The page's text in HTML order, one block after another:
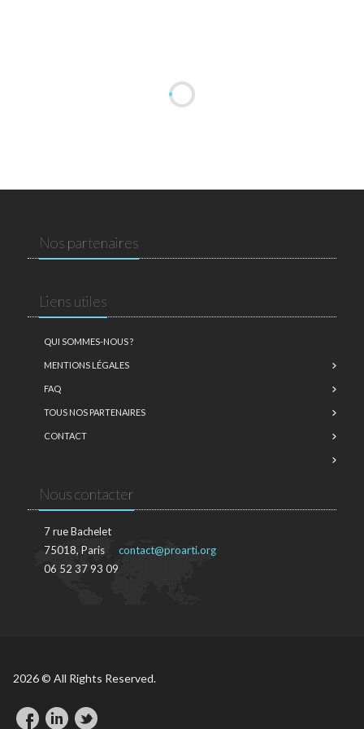
Nos partenaires
Liens utiles
QUI SOMMES-NOUS ?
MENTIONS LÉGALES
FAQ
TOUS NOS PARTENAIRES
CONTACT
Nous contacter
7 rue Bachelet
75018, Paris
06 52 37 93 09
contact@proarti.org
2026 © All Rights Reserved.